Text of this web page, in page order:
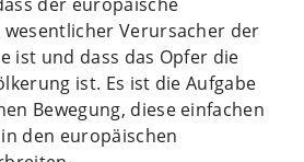
Verursacher der
ist und dass das Opfer die
ist. Es ist die Aufgabe
Bewegung, diese einfachen
den europäischen